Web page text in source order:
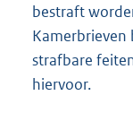
bestraft
Kamerbrieven
strafbare
hiervoor.